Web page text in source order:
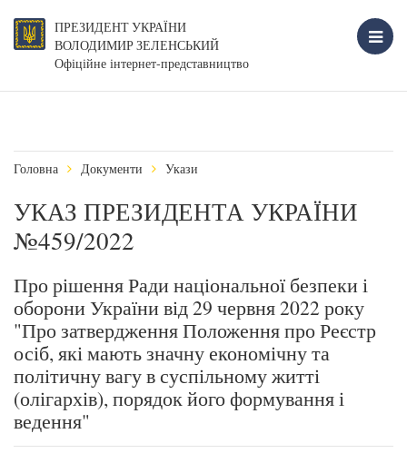
ПРЕЗИДЕНТ УКРАЇНИ
ВОЛОДИМИР ЗЕЛЕНСЬКИЙ
Офіційне інтернет-представництво
Головна Документи Укази
УКАЗ ПРЕЗИДЕНТА УКРАЇНИ
№459/2022
Про рішення Ради національної безпеки і
оборони України від 29 червня 2022 року
"Про затвердження Положення про Реєстр
осіб, які мають значну економічну та
політичну вагу в суспільному житті
(олігархів), порядок його формування і
ведення"